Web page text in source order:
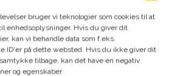
bruger vi teknologier som cookies til at
enhedsoplysninger. Hvis du giver dit
kan vi behandle data som f.eks.
ID'er på dette websted. Hvis du ikke giver dit
tilbage, kan det have en negativ
og egenskaber.
Allé!